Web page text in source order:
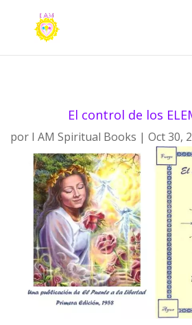
El control de los
por I AM Spiritual Books Oct 30,